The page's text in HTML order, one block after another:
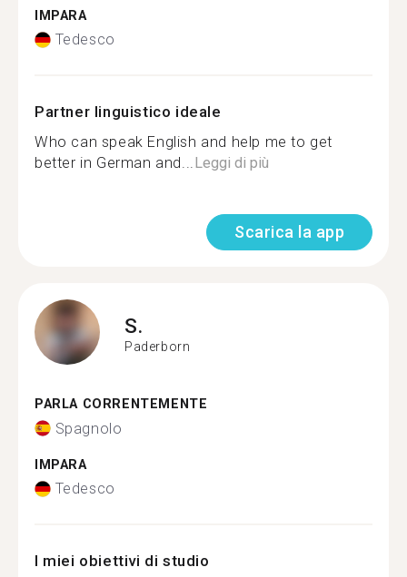
IMPARA
Tedesco
Partner linguistico ideale
Who can speak English and help me to get
better in German and...Leggi di più
Scarica la app
S.
Paderborn
PARLA CORRENTEMENTE
Spagnolo
IMPARA
Tedesco
I miei obiettivi di studio